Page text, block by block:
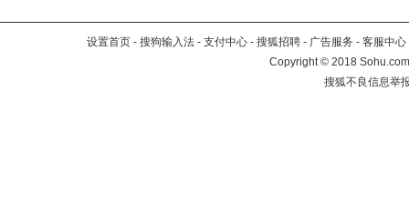
设置首页 - 搜狗输入法 - 支付中心 - 搜狐招聘 - 广告服务 - 客服中心
Copyright©2018
搜狐不良信息举